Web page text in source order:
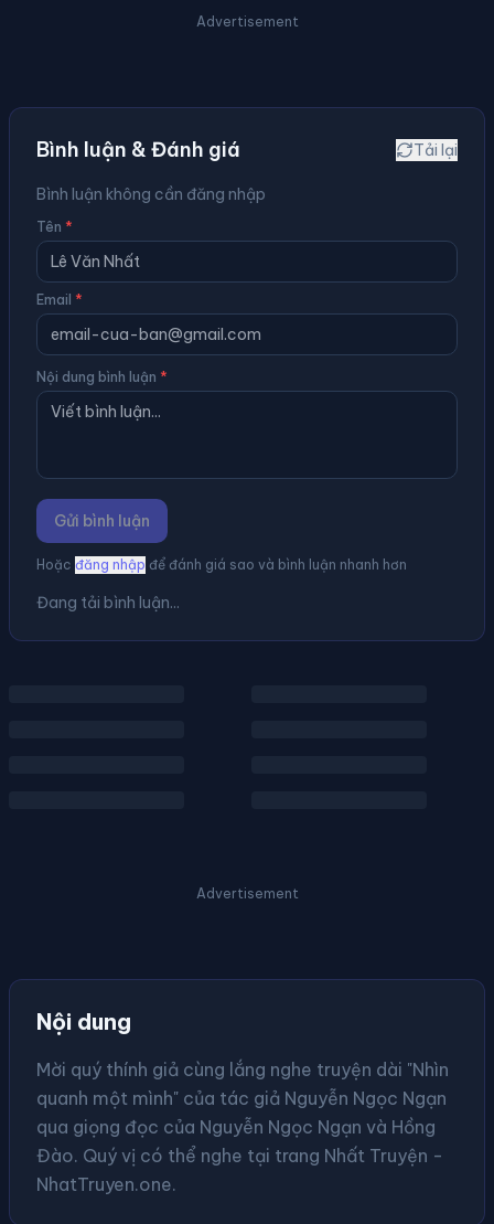
Advertisement
Bình luận & Đánh giá Tải lại
Bình luận không cần đăng nhập
Tên *
Email *
Nội dung bình luận *
Gửi bình luận
Hoặc đăng nhập để đánh giá sao và bình luận nhanh hơn
Đang tải bình luận...
Advertisement
Nội dung
Mời quý thính giả cùng lắng nghe truyện dài "Nhìn
quanh một mình" của tác giả Nguyễn Ngọc Ngạn
qua giọng đọc của Nguyễn Ngọc Ngạn và Hồng
Đào. Quý vị có thể nghe tại trang Nhất Truyện -
NhatTruyen.one.